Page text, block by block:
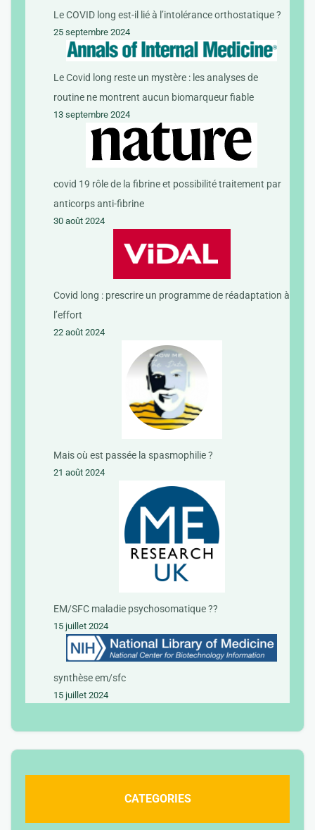
Le COVID long est-il lié à l’intolérance orthostatique ?
25 septembre 2024
Le Covid long reste un mystère : les analyses de
routine ne montrent aucun biomarqueur fiable
13 septembre 2024
covid 19 rôle de la fibrine et possibilité traitement par
anticorps anti-fibrine
30 août 2024
Covid long : prescrire un programme de réadaptation à
l’effort
22 août 2024
Mais où est passée la spasmophilie ?
21 août 2024
EM/SFC maladie psychosomatique ??
15 juillet 2024
synthèse em/sfc
15 juillet 2024
CATEGORIES